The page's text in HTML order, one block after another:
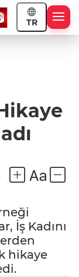
TR
İş Kadını
hikaye